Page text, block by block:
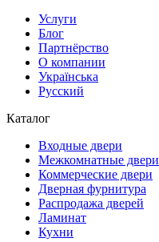
Услуги
Блог
Партнёрство
О компании
Українська
Русский
Каталог
Входные двери
Межкомнатные двери
Коммерческие двери
Дверная фурнитура
Распродажа дверей
Ламинат
Кухни